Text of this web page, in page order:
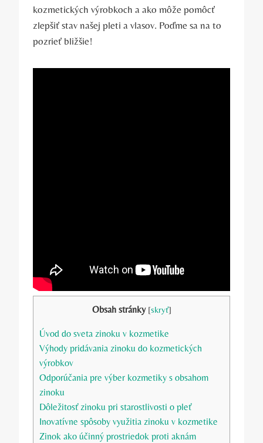
kozmetických výrobkoch a ako môže pomôcť
zlepšiť stav našej pleti a vlasov. Poďme sa na to
pozrieť bližšie!
Obsah stránky [skryť]
Úvod do sveta zinoku v kozmetike
Výhody pridávania zinoku do kozmetických
výrobkov
Odporúčania pre výber kozmetiky s obsahom
zinoku
Dôležitosť zinoku pri starostlivosti o pleť
Inovatívne spôsoby využitia zinoku v kozmetike
Zinok ako účinný prostriedok proti aknám